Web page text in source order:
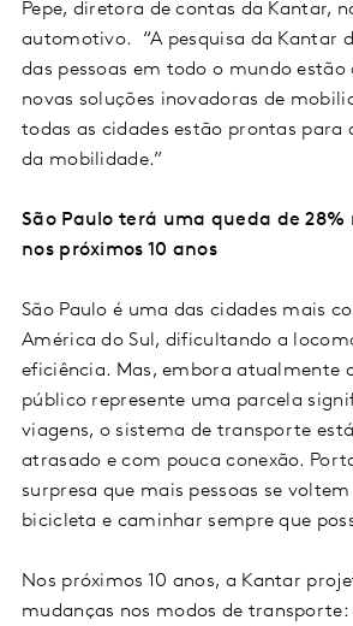
Pepe, diretora de contas da Kantar,
automotivo. “A pesquisa da Kantar
das pessoas em todo o mundo
novas soluções inovadoras de
todas as cidades estão prontas para
da mobilidade.”
São Paulo terá uma queda de 28%
nos próximos 10 anos
São Paulo é uma das cidades mais
América do Sul, dificultando a
eficiência. Mas, embora atualmente
público represente uma parcela
viagens, o sistema de transporte
atrasado e com pouca conexão.
surpresa que mais pessoas se
bicicleta e caminhar sempre que
Nos próximos 10 anos, a Kantar
mudanças nos modos de transporte: